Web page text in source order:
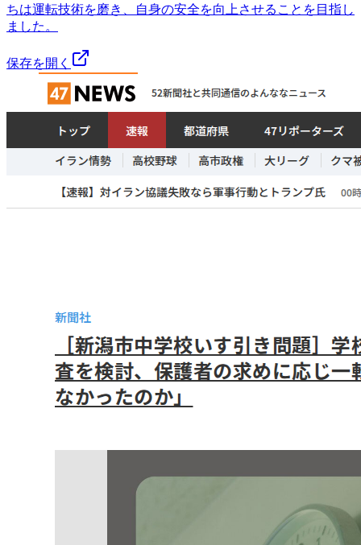
ちは運転技術を磨き、自身の安全を向上させることを目指し
ました。
保存を開く